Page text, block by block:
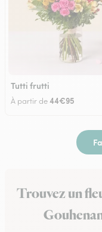
Tutti frutti
À partir de44€95
Trouvez un